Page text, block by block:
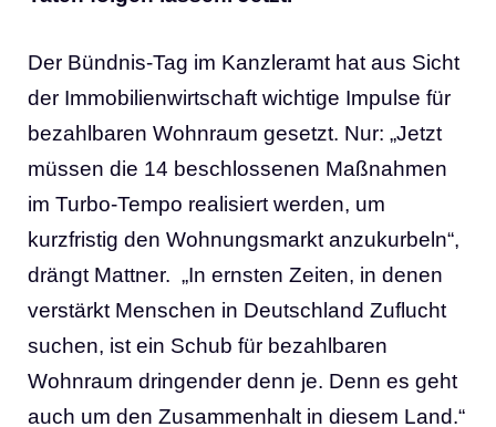
Der Bündnis-Tag im Kanzleramt hat aus Sicht
der Immobilienwirtschaft wichtige Impulse für
bezahlbaren Wohnraum gesetzt. Nur: „Jetzt
müssen die 14 beschlossenen Maßnahmen
im Turbo-Tempo realisiert werden, um
kurzfristig den Wohnungsmarkt anzukurbeln“,
drängt Mattner. „In ernsten Zeiten, in denen
verstärkt Menschen in Deutschland Zuflucht
suchen, ist ein Schub für bezahlbaren
Wohnraum dringender denn je. Denn es geht
auch um den Zusammenhalt in diesem Land.“